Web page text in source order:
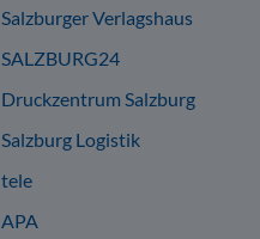
Salzburger Verlagshaus
SALZBURG24
Druckzentrum Salzburg
Salzburg Logistik
tele
APA